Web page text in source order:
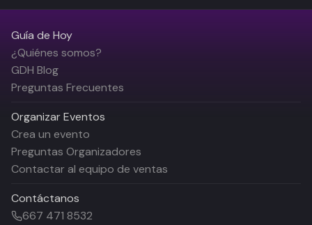
Guía de Hoy
¿Quiénes somos?
GDH Blog
Preguntas Frecuentes
Organizar Eventos
Crea un evento
Preguntas Organizadores
Contactar al equipo de ventas
Contáctanos
667 471 8532